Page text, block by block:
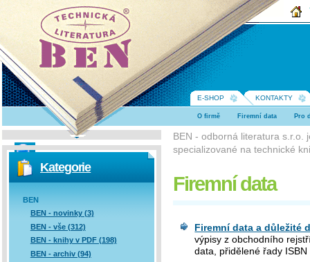
BEN -
technická
literatura
BEN - odborná literatura s.r.o.
specializované na technické
Firemní data
Firemní data a důležité
výpisy z obchodního
data, přidělené řady ISBN
Vyhledávání
Kategorie
BEN
BEN - novinky (3)
BEN - vše (312)
BEN - knihy v PDF (198)
BEN - archiv (94)
E-SHOP KONTAKTY
O firmě Firemní data Pro